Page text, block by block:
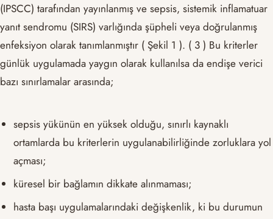
(IPSCC) tarafından yayınlanmış ve sepsis, sistemik inflamatuar
yanıt sendromu (SIRS) varlığında şüpheli veya doğrulanmış
enfeksiyon olarak tanımlanmıştır ( Şekil 1 ). ( 3 ) Bu kriterler
günlük uygulamada yaygın olarak kullanılsa da endişe verici
bazı sınırlamalar arasında;
sepsis yükünün en yüksek olduğu, sınırlı kaynaklı
ortamlarda bu kriterlerin uygulanabilirliğinde zorluklara yol
açması;
küresel bir bağlamın dikkate alınmaması;
hasta başı uygulamalarındaki değişkenlik, ki bu durumun